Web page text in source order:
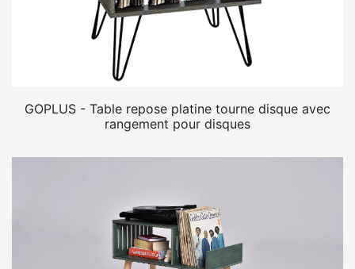
GOPLUS - Table repose platine tourne disque avec
rangement pour disques